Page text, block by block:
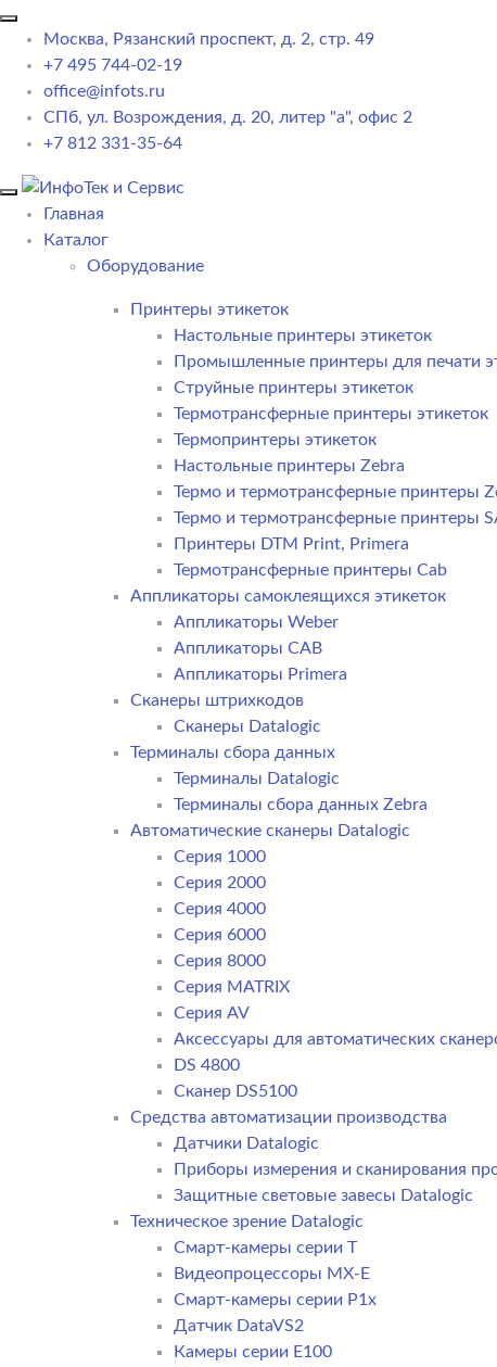
Москва, Рязанский проспект, д. 2, стр. 49
+7 495 744-02-19
office@infots.ru
СПб, ул. Возрождения, д. 20, литер "a", офис 2
+7 812 331-35-64
Главная
Каталог
Оборудование
Принтеры этикеток
Настольные принтеры этикеток
Промышленные принтеры для печати
Струйные принтеры этикеток
Термотрансферные принтеры этикеток
Термопринтеры этикеток
Настольные принтеры Zebra
Термо и термотрансферные принтеры
Термо и термотрансферные принтеры
Принтеры DTM Print, Primera
Термотрансферные принтеры Cab
Аппликаторы самоклеящихся этикеток
Аппликаторы Weber
Аппликаторы CAB
Аппликаторы Primera
Сканеры штрихкодов
Сканеры Datalogic
Терминалы сбора данных
Терминалы Datalogic
Терминалы сбора данных Zebra
Автоматические сканеры Datalogic
Серия 1000
Серия 2000
Серия 4000
Серия 6000
Серия 8000
Серия MATRIX
Серия AV
Аксессуары для автоматических
DS 4800
Сканер DS5100
Средства автоматизации производства
Датчики Datalogic
Приборы измерения и сканирования
Защитные световые завесы Datalogic
Техническое зрение Datalogic
Смарт-камеры серии T
Видеопроцессоры MX-E
Смарт-камеры серии P1x
Датчик DataVS2
Камеры серии E100